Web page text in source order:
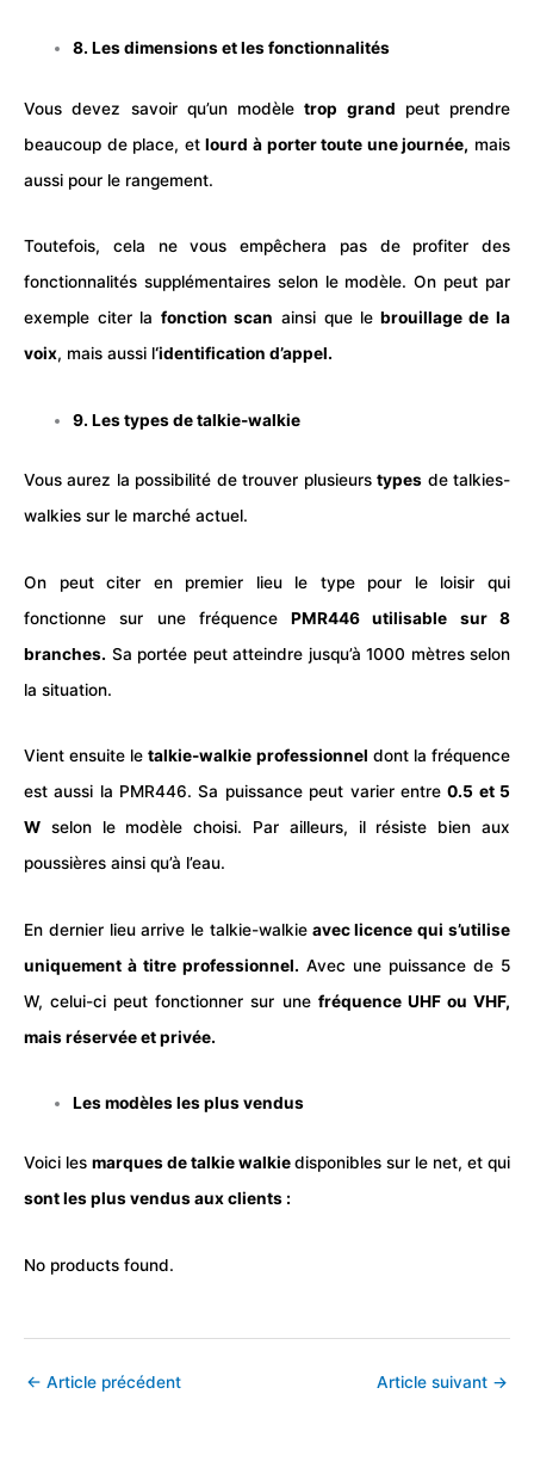
8. Les dimensions et les fonctionnalités
Vous devez savoir qu’un modèletrop grand peut prendre
beaucoup de place, etlourd à porter toute une journée, mais
aussi pour le rangement.
Toutefois, cela ne vous empêchera pas de profiter des
fonctionnalités supplémentaires selon le modèle. On peut par
exemple citer la fonction scan ainsi que le brouillage de la
voix, mais aussi l‘identification d’appel.
9. Les types de talkie-walkie
Vous aurez la possibilité de trouver plusieurstypes de talkies-
walkies sur le marché actuel.
On peut citer en premier lieu le type pour le loisir qui
fonctionne sur une fréquence PMR446 utilisable sur 8
branches. Sa portée peut atteindre jusqu’à 1000 mètres selon
la situation.
Vient ensuite letalkie-walkie professionnel dont la fréquence
est aussi la PMR446. Sa puissance peut varier entre0.5 et 5
W selon le modèle choisi. Par ailleurs, il résiste bien aux
poussières ainsi qu’à l’eau.
En dernier lieu arrive le talkie-walkieavec licence qui s’utilise
uniquement à titre professionnel. Avec une puissance de 5
W, celui-ci peut fonctionner sur une fréquence UHF ou VHF,
mais réservée et privée.
Les modèles les plus vendus
Voici les marques de talkie walkiedisponibles sur le net, et qui
sont les plus vendus aux clients :
No products found.
← Article précédent Article suivant →